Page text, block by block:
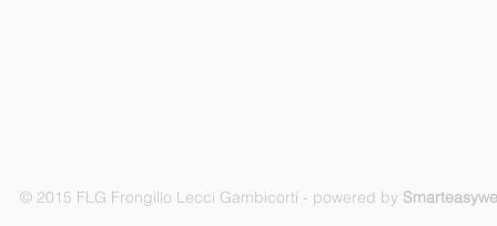
© 2015 FLG Frongillo Lecci Gambicorti - powered by